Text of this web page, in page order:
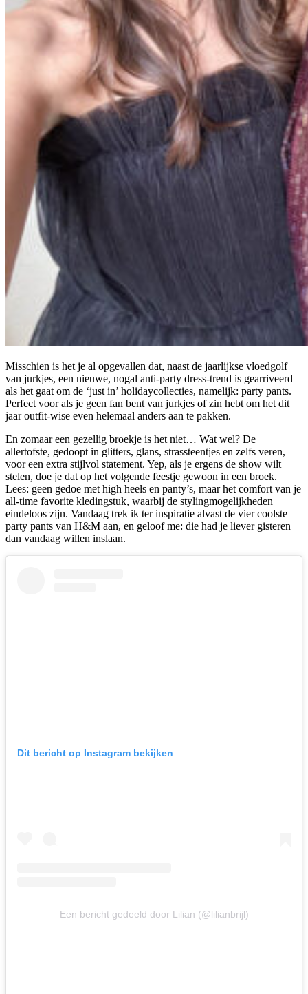
Misschien is het je al opgevallen dat, naast de jaarlijkse vloedgolf
van jurkjes, een nieuwe, nogal anti-party dress-trend is gearriveerd
als het gaat om de ‘just in’ holidaycollecties, namelijk: party pants.
Perfect voor als je geen fan bent van jurkjes of zin hebt om het dit
jaar outfit-wise even helemaal anders aan te pakken.
En zomaar een gezellig broekje is het niet… Wat wel? De
allertofste, gedoopt in glitters, glans, strassteentjes en zelfs veren,
voor een extra stijlvol statement. Yep, als je ergens de show wilt
stelen, doe je dat op het volgende feestje gewoon in een broek.
Lees: geen gedoe met high heels en panty’s, maar het comfort van je
all-time favorite kledingstuk, waarbij de stylingmogelijkheden
eindeloos zijn. Vandaag trek ik ter inspiratie alvast de vier coolste
party pants van H&M aan, en geloof me: die had je liever gisteren
dan vandaag willen inslaan.
Dit bericht op Instagram bekijken
Een bericht gedeeld door Lilian (@lilianbrijl)